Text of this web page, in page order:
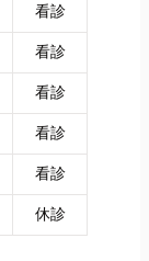
看診
看診
看診
看診
看診
休診